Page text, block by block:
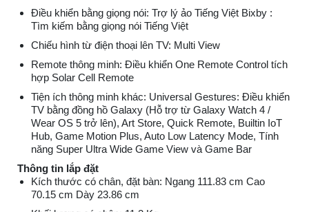
Điều khiển bằng giọng nói: Trợ lý ảo Tiếng Việt Bixby :
Tìm kiếm bằng giọng nói Tiếng Việt
Chiếu hình từ điện thoại lên TV: Multi View
Remote thông minh: Điều khiển One Remote Control tích
hợp Solar Cell Remote
Tiện ích thông minh khác: Universal Gestures: Điều khiển
TV bằng đồng hồ Galaxy (Hỗ trợ từ Galaxy Watch 4 /
Wear OS 5 trở lên), Art Store, Quick Remote, Builtin IoT
Hub, Game Motion Plus, Auto Low Latency Mode, Tính
năng Super Ultra Wide Game View và Game Bar
Thông tin lắp đặt
Kích thước có chân, đặt bàn: Ngang 111.83 cm Cao
70.15 cm Dày 23.86 cm